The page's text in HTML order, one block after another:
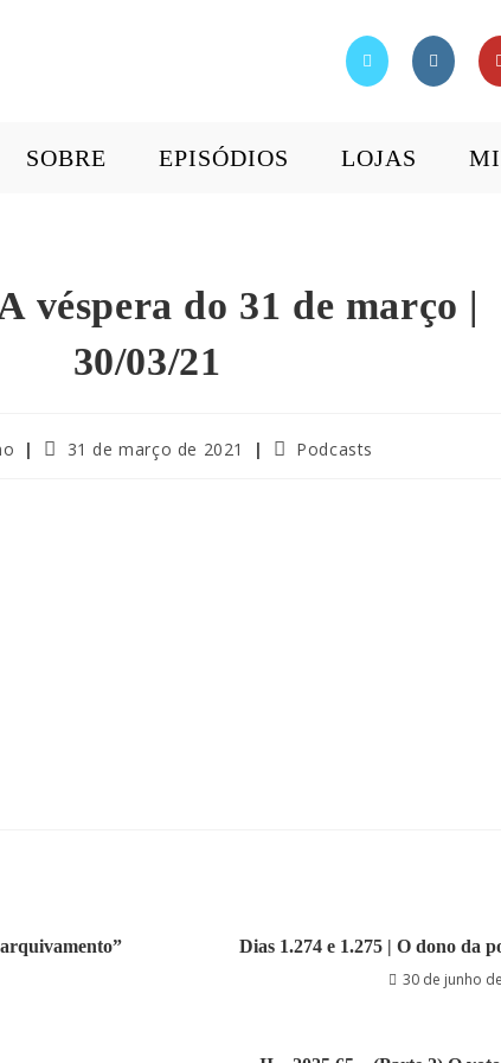
SOBRE EPISÓDIOS LOJAS
véspera do 31 de março |
30/03/21
31 de março de 2021 Podcasts
Dias 1.274 e 1.275 | O dono da
30 de junho